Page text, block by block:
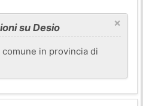
×
su Desio
in provincia di